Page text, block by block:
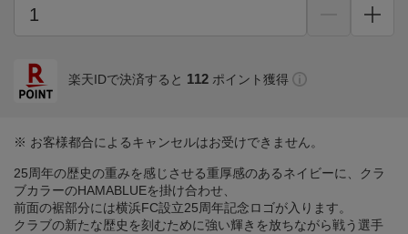
楽天IDで決済すると 112 ポイント獲得
※ お客様都合によるキャンセルはお受けできません。
25周年の歴史の重みを感じさせる重厚感のあるネイビーに、クラ
ブカラーのHAMABLUEを掛け合わせ、
前面の裾部分には横浜FC設立25周年記念ロゴが入ります。
クラブの新たな歴史を刻むために強い輝きを放ちながら戦う選手